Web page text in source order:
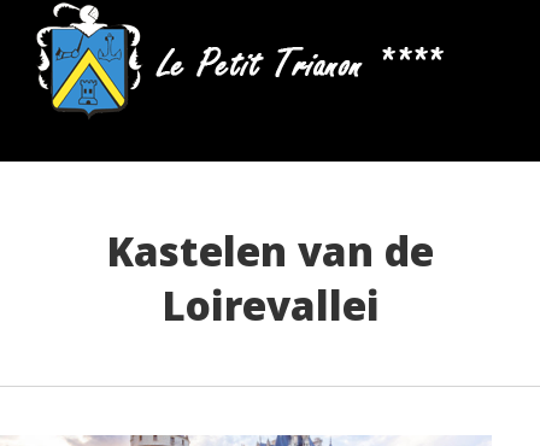
Kastelen van de
Loirevallei